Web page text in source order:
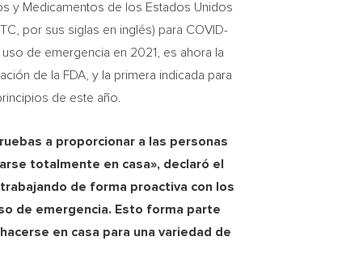
y Medicamentos de los Estados Unidos
por sus siglas en inglés) para COVID-
de emergencia en 2021, es ahora la
de la FDA, y la primera indicada para
de este año.
a proporcionar a las personas
totalmente en casa», declaró el
de forma proactiva con los
de emergencia. Esto forma parte
en casa para una variedad de